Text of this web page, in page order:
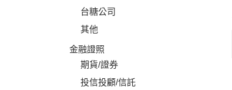
台糖公司
其他
金融證照
期貨/證券
投信投顧/信託